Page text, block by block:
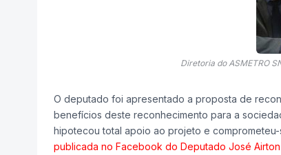
Diretoria do ASMETRO
O deputado foi apresentado a proposta de
benefícios deste reconhecimento para a
hipotecou total apoio ao projeto e
publicada no Facebook do Deputado José Airton